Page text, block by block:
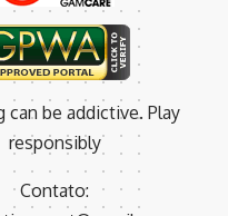
can be addictive. Play
responsibly
Contato: